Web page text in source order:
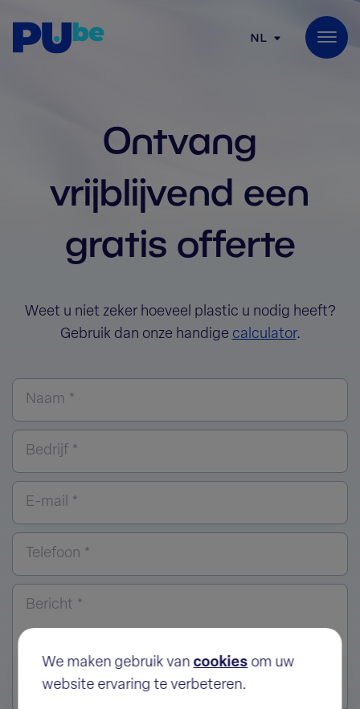
NL
Ontvang
vrijblijvend een
gratis offerte
Weet u niet zeker hoeveel plastic u nodig heeft?
Gebruik dan onze handige calculator.
Naam *
Bedrijf *
E-mail *
Telefoon *
Bericht *
We maken gebruik van cookies om uw
website ervaring te verbeteren.